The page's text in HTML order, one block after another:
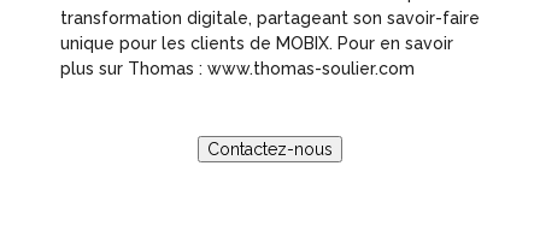
transformation digitale, partageant son savoir-faire
unique pour les clients de MOBIX. Pour en savoir
plus sur Thomas : www.thomas-soulier.com
Contactez-nous